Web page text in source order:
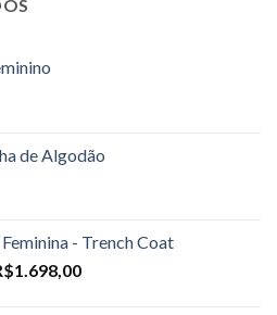
de Algodão
- Trench Coat
1.698,00Price